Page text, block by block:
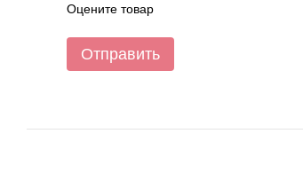
Оцените товар
Отправить